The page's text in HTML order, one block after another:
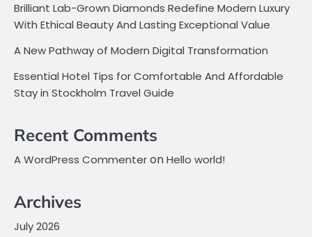
Brilliant Lab-Grown Diamonds Redefine Modern Luxury
With Ethical Beauty And Lasting Exceptional Value
A New Pathway of Modern Digital Transformation
Essential Hotel Tips for Comfortable And Affordable
Stay in Stockholm Travel Guide
Recent Comments
A WordPress CommenteronHello world!
Archives
July 2026